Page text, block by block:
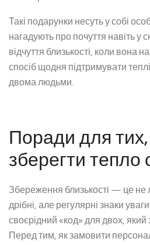
Такі подарунки несуть у собі
нагадують про почуття навіть у
відчуття близькості, коли вона
спосіб щодня підтримувати
двома людьми.
Поради для
зберегти тепло
Збереження близькості — це не
дрібні, але регулярні знаки
своєрідний «код» для двох,
Перед тим, як замовити